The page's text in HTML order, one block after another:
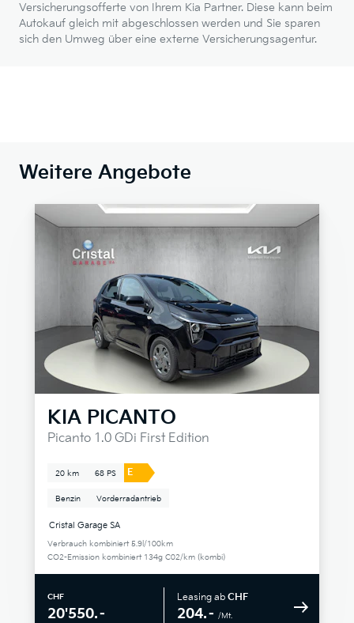
Versicherungsofferte von Ihrem Kia Partner. Diese kann beim
Autokauf gleich mit abgeschlossen werden und Sie sparen
sich den Umweg über eine externe Versicherungsagentur.
Weitere Angebote
KIA PICANTO
Picanto 1.0 GDi First Edition
20 km 68 PS E
Benzin Vorderradantrieb
Cristal Garage SA
Verbrauch kombiniert 5.9l/100km
CO2-Emission kombiniert 134g C02/km (kombi)
CHF
20'550.–
Leasing ab CHF
204.– /Mt.